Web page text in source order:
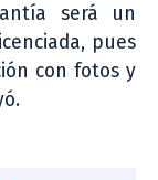
será un
pues
con fotos y